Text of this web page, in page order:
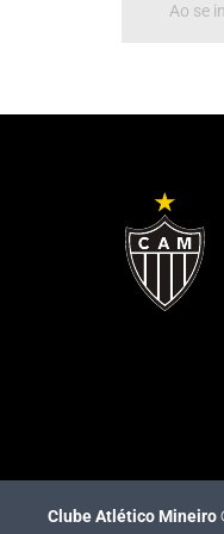
Ao se
Clube Atlético Mineiro